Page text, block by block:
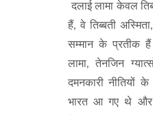
दलाई लामा केवल
हैं, वे तिब्बती
सम्मान के प्रतीक
लामा, तेनजिन
दमनकारी नीतियों
भारत आ गए थे और